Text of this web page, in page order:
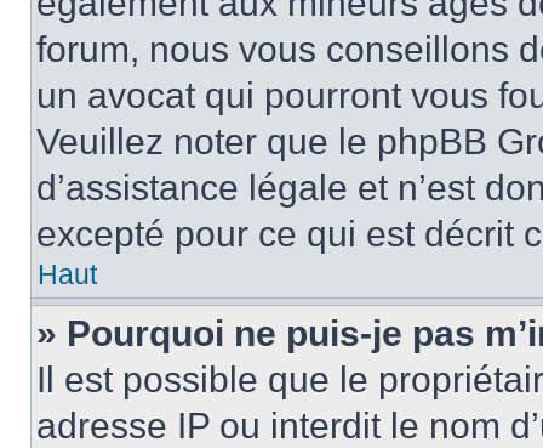
forum, nous vous conseillons
un avocat qui pourront vous
Veuillez noter que le phpBB
d’assistance légale et n’est
excepté pour ce qui est décrit
Haut
» Pourquoi ne puis-je pas
Il est possible que le
adresse IP ou interdit le nom